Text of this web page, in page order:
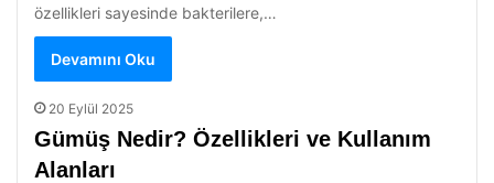
özellikleri sayesinde bakterilere,…
Devamını Oku
20 Eylül 2025
Gümüş Nedir? Özellikleri ve Kullanım
Alanları